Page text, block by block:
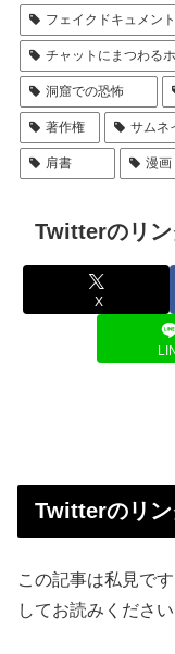
フェイクドキュメント
チャットにまつわる
洞窟での恐怖
著作権 サムネ
肩書 漫画
Twitterのリン
X
Twitterのリン
この記事は私見で
してお読みください